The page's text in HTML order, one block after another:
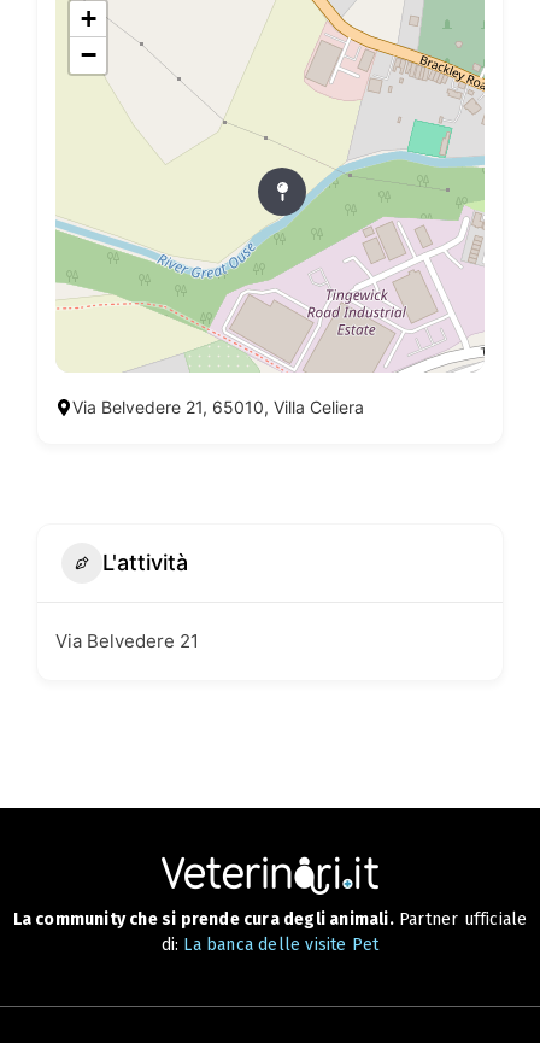
+
−
Via Belvedere 21, 65010, Villa Celiera
L'attività
Via Belvedere 21
La community che si prende cura degli animali.Partner ufficiale
di: La banca delle visite Pet